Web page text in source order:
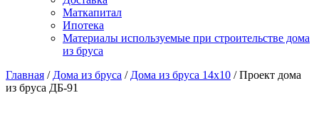
Маткапитал
Ипотека
Материалы используемые при строительстве дома
из бруса
Главная / Дома из бруса / Дома из бруса 14x10 / Проект дома
из бруса ДБ-91